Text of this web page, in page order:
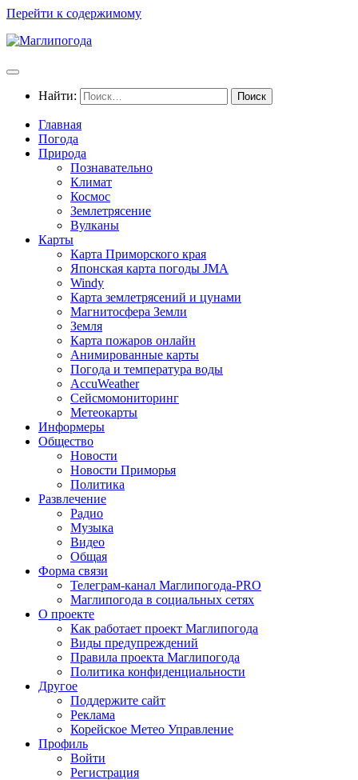
Перейти к содержимому
Найти:
Главная
Погода
Природа
Познавательно
Климат
Космос
Землетрясение
Вулканы
Карты
Карта Приморского края
Японская карта погоды JMA
Windy
Карта землетрясений и цунами
Магнитосфера Земли
Земля
Карта пожаров онлайн
Анимированные карты
Погода и температура воды
AccuWeather
Сейсмомониторинг
Метеокарты
Информеры
Общество
Новости
Новости Приморья
Политика
Развлечение
Радио
Музыка
Видео
Общая
Форма связи
Телеграм-канал Маглипогода-PRO
Маглипогода в социальных сетях
О проекте
Как работает проект Маглипогода
Виды предупреждений
Правила проекта Маглипогода
Политика конфиденциальности
Другое
Поддержите сайт
Реклама
Корейское Метео Управление
Профиль
Войти
Регистрация